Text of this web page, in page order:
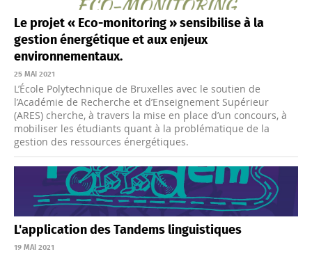
Le projet « Eco-monitoring » sensibilise à la
gestion énergétique et aux enjeux
environnementaux.
25 MAI 2021
L’École Polytechnique de Bruxelles avec le soutien de
l’Académie de Recherche et d’Enseignement Supérieur
(ARES) cherche, à travers la mise en place d’un concours, à
mobiliser les étudiants quant à la problématique de la
gestion des ressources énergétiques.
L'application des Tandems linguistiques
19 MAI 2021